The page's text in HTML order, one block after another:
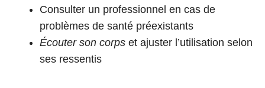
Consulter un professionnel en cas de
problèmes de santé préexistants
Écouter son corps et ajuster l’utilisation selon
ses ressentis